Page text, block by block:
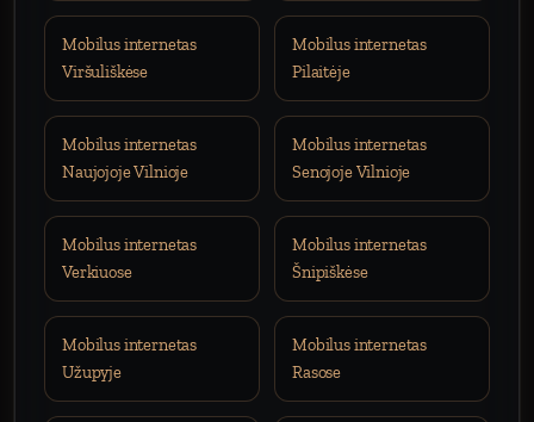
Mobilus internetas
Viršuliškėse
Mobilus internetas
Pilaitėje
Mobilus internetas
Naujojoje Vilnioje
Mobilus internetas
Senojoje Vilnioje
Mobilus internetas
Verkiuose
Mobilus internetas
Šnipiškėse
Mobilus internetas
Užupyje
Mobilus internetas
Rasose